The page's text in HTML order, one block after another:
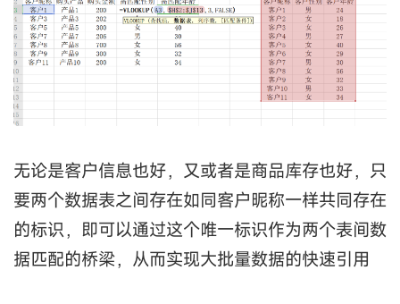
无论是客户信息也好，又或者是商品库存也好，只
要两个数据表之间存在如同客户昵称一样共同存在
的标识，即可以通过这个唯一标识作为两个表间数
据匹配的桥梁，从而实现大批量数据的快速引用